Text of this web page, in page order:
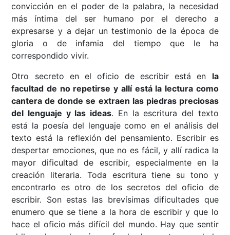
convicción en el poder de la palabra, la necesidad
más íntima del ser humano por el derecho a
expresarse y a dejar un testimonio de la época de
gloria o de infamia del tiempo que le ha
correspondido vivir.
Otro secreto en el oficio de escribir está en la
facultad de no repetirse y allí está la lectura como
cantera de donde se extraen las piedras preciosas
del lenguaje y las ideas. En la escritura del texto
está la poesía del lenguaje como en el análisis del
texto está la reflexión del pensamiento. Escribir es
despertar emociones, que no es fácil, y allí radica la
mayor dificultad de escribir, especialmente en la
creación literaria. Toda escritura tiene su tono y
encontrarlo es otro de los secretos del oficio de
escribir. Son estas las brevísimas dificultades que
enumero que se tiene a la hora de escribir y que lo
hace el oficio más difícil del mundo. Hay que sentir